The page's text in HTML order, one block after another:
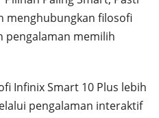
menghubungkan filosofi
pengalaman memilih
Infinix Smart 10 Plus lebih
pengalaman interaktif